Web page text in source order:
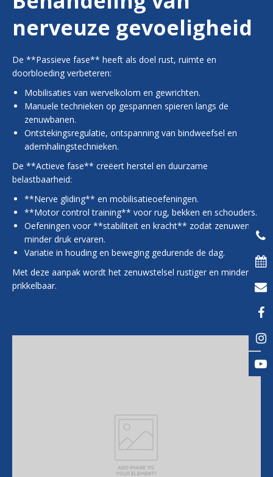
nerveuze gevoeligheid
De **Passieve fase** heeft als doel rust, ruimte en
doorbloeding verbeteren:
Mobilisaties van wervelkolom en gewrichten.
Manuele technieken op gespannen spieren langs de
zenuwbanen.
Ontstekingsregulatie, ontspanning van bindweefsel en
ademhalingstechnieken.
De **Actieve fase** creëert herstel en duurzame
belastbaarheid:
**Nerve gliding** en mobilisatieoefeningen.
**Motor control training** voor rug, bekken en schouders.
Oefeningen voor **stabiliteit en kracht** zodat zenuwen
minder druk ervaren.
Variatie in houding en beweging gedurende de dag.
Met deze aanpak wordt het zenuwstelsel rustiger en minder
prikkelbaar.